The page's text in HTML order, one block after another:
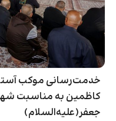
خدمت‌رسانی موکب
کاظمین به مناسبت
جعفر(علیه‌السلام)